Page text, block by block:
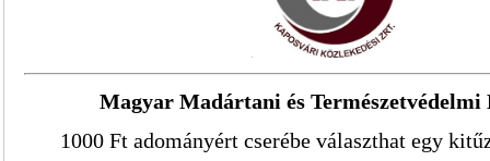
Magyar Madártani és Természetvédelmi
1000 Ft adományért cserébe választhat egy